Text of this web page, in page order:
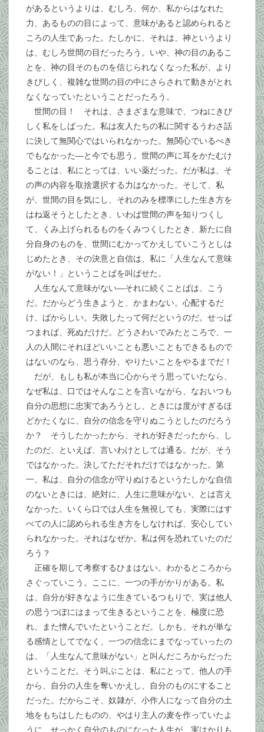
があるというよりは、むしろ、何か、私からはなれた
力、あるものの目によって、意味があると認められると
ころの人生であった。たしかに、それは、神というより
は、むしろ世間の目だったろう。いや、神の目のあるこ
とを、神の目そのものを信じられなくなった私が、より
きびしく、複雑な世間の目の中にさらされて動きがとれ
なくなっていたということだったろう。
世間の目！ それは、さまざまな意味で、つねにきび
しく私をしばった。私は友人たちの私に関するうわさ話
に決して無関心ではいられなかった。無関心でいるべき
でもなかった―と今でも思う。世間の声に耳をかたむけ
ることは、私にとっては、いい薬だった。だが私は、そ
の声の内容を取捨選択する力はなかった。そして、私
が、世間の目を気にし、それのみを標準にした生き方を
はね返そうとしたとき、いわば世間の声を知りつくし
て、くみ上げられるものをくみつくしたとき、新たに自
分自身のものを、世間にむかってかえしていこうとしは
じめたとき、その決意と自信は、私に「人生なんて意味
がない！」ということばを叫ばせた。
人生なんて意味がない―それに続くことばは、こう
だ。だからどう生きようと、かまわない。心配するだ
け、ばからしい。失敗したって何だというのだ。せっぱ
つまれば、死ぬだけだ。どうさわいでみたところで、一
人の人間にそれほどいいことも悪いこともできるもので
はないのなら、思う存分、やりたいことをやるまでだ！
だが、もしも私が本当に心からそう思っていたなら、
なぜ私は、口ではそんなことを言いながら、なおいつも
自分の思想に忠実であろうとし、ときには度がすぎるほ
どかたくなに、自分の信念を守りぬこうとしたのだろう
か？ そうしたかったから、それが好きだったから、し
たのだ、といえば、言いわけとしては通る。だが、そう
ではなかった。決してただそれだけではなかった。第
一、私は、自分の信念が守りぬけるというたしかな自信
のないときには、絶対に、人生に意味がない、とは言え
なかった。いくら口では人生を無視しても、実際にはす
べての人に認められる生き方をしなければ、安心してい
られなかった。それはなぜか。私は何を恐れていたのだ
ろう？
正確を期して考察するひまはない。わかるところから
さぐっていこう。ここに、一つの手がかりがある。私
は、自分が好きなように生きているつもりで、実は他人
の思うつぼにはまって生きるということを、極度に恐
れ、また憎んでいたということだ。しかも、それが単な
る感情としてでなく、一つの信念にまでなっていったの
は、「人生なんて意味がない」と叫んだころからだった
ということだ。そう叫ぶことは、私にとって、他人の手
から、自分の人生を奪いかえし、自分のものにすること
だった。だからこそ、奴隷が、小作人になって自分の土
地をもちはしたものの、やはり主人の麦を作っていたよ
うに、せっかく自分のものになった人生が、実はかりも